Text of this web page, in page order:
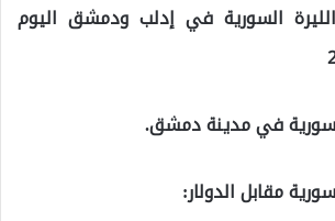
السورية في إدلب ودمشق اليوم
في مدينة دمشق.
مقابل الدولار: